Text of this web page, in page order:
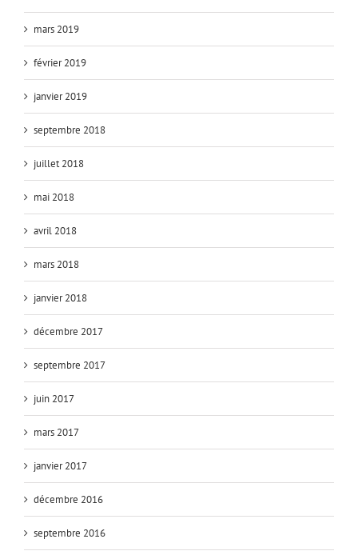
mars 2019
février 2019
janvier 2019
septembre 2018
juillet 2018
mai 2018
avril 2018
mars 2018
janvier 2018
décembre 2017
septembre 2017
juin 2017
mars 2017
janvier 2017
décembre 2016
septembre 2016